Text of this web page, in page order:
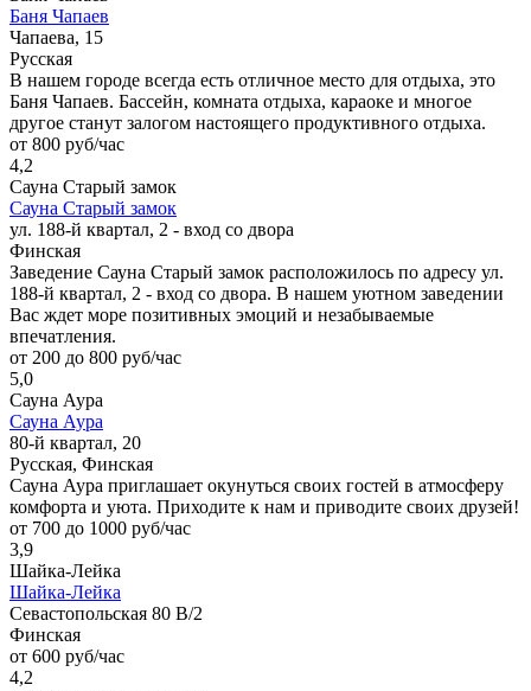
Баня Чапаев
Чапаева, 15
Русская
В нашем городе всегда есть отличное место для отдыха, это
Баня Чапаев. Бассейн, комната отдыха, караоке и многое
другое станут залогом настоящего продуктивного отдыха.
от 800 руб/час
4,2
Сауна Старый замок
Сауна Старый замок
ул. 188-й квартал, 2 - вход со двора
Финская
Заведение Сауна Старый замок расположилось по адресу ул.
188-й квартал, 2 - вход со двора. В нашем уютном заведении
Вас ждет море позитивных эмоций и незабываемые
впечатления.
от 200 до 800 руб/час
5,0
Сауна Аура
Сауна Аура
80-й квартал, 20
Русская, Финская
Сауна Аура приглашает окунуться своих гостей в атмосферу
комфорта и уюта. Приходите к нам и приводите своих друзей!
от 700 до 1000 руб/час
3,9
Шайка-Лейка
Шайка-Лейка
Севастопольская 80 В/2
Финская
от 600 руб/час
4,2